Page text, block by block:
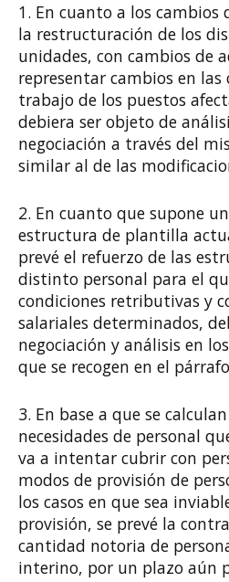
1. En cuanto a los cambios
la restructuración de los
unidades, con cambios de
representar cambios en las
trabajo de los puestos
debiera ser objeto de
negociación a través del
similar al de las
2. En cuanto que supone
estructura de plantilla
prevé el refuerzo de las
distinto personal para el
condiciones retributivas y
salariales determinados,
negociación y análisis en
que se recogen en el
3. En base a que se
necesidades de personal
va a intentar cubrir con
modos de provisión de
los casos en que sea
provisión, se prevé la
cantidad notoria de
interino, por un plazo aún